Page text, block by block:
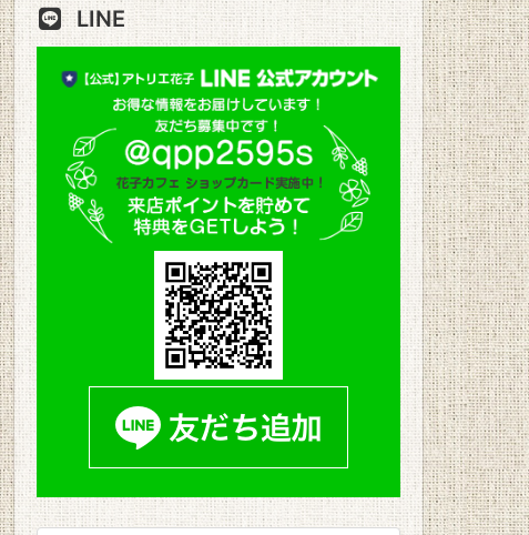
LINE